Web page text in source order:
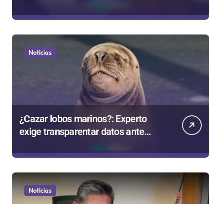
Noticias
¿Cazar lobos marinos?: Experto
exige transparentar datos ante
Gobierno
Noticias